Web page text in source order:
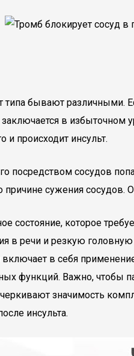
бывают различными.
в избыточном
и происходит инсульт.
посредством сосудов
сужения
состояние, которое
в речи и резкую
в себя
функций. Важно, чтобы
значимость
инсульта.